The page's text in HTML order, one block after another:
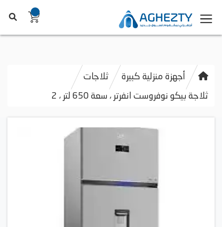
أجهزة منزلية كبيرة ثلاجات
ثلاجة بيكو نوفروست انفرتر ، سعة 650 لتر ، 2